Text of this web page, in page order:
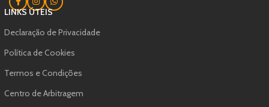
LINKS ÚTEIS
Declaração de Privacidade
Política de Cookies
Termos e Condições
Centro de Arbitragem